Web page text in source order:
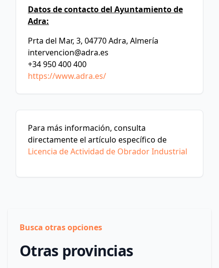
Datos de contacto del Ayuntamiento de
Adra:
Prta del Mar, 3, 04770 Adra, Almería
intervencion@adra.es
+34 950 400 400
https://www.adra.es/
Para más información, consulta
directamente el artículo específico de
Licencia de Actividad de Obrador Industrial
Busca otras opciones
Otras provincias